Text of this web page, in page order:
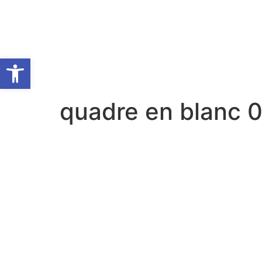
Obre la barra d'eines
quadre en blanc